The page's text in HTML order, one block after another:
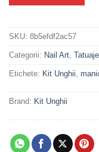
SKU: 8b5efdf2ac57
Categorii: Nail Art,
Etichete: Kit Unghii,
Brand: Kit Unghii